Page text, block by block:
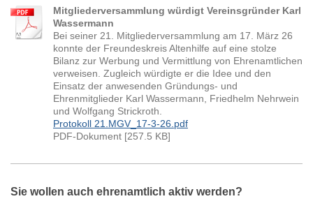
Mitgliederversammlung würdigt Vereinsgründer Karl
Wassermann
Bei seiner 21. Mitgliederversammlung am 17. März 26
konnte der Freundeskreis Altenhilfe auf eine stolze
Bilanz zur Werbung und Vermittlung von Ehrenamtlichen
verweisen. Zugleich würdigte er die Idee und den
Einsatz der anwesenden Gründungs- und
Ehrenmitglieder Karl Wassermann, Friedhelm Nehrwein
und Wolfgang Strickroth.
Protokoll 21.MGV_17-3-26.pdf
PDF-Dokument [257.5 KB]
Sie wollen auch ehrenamtlich aktiv werden?